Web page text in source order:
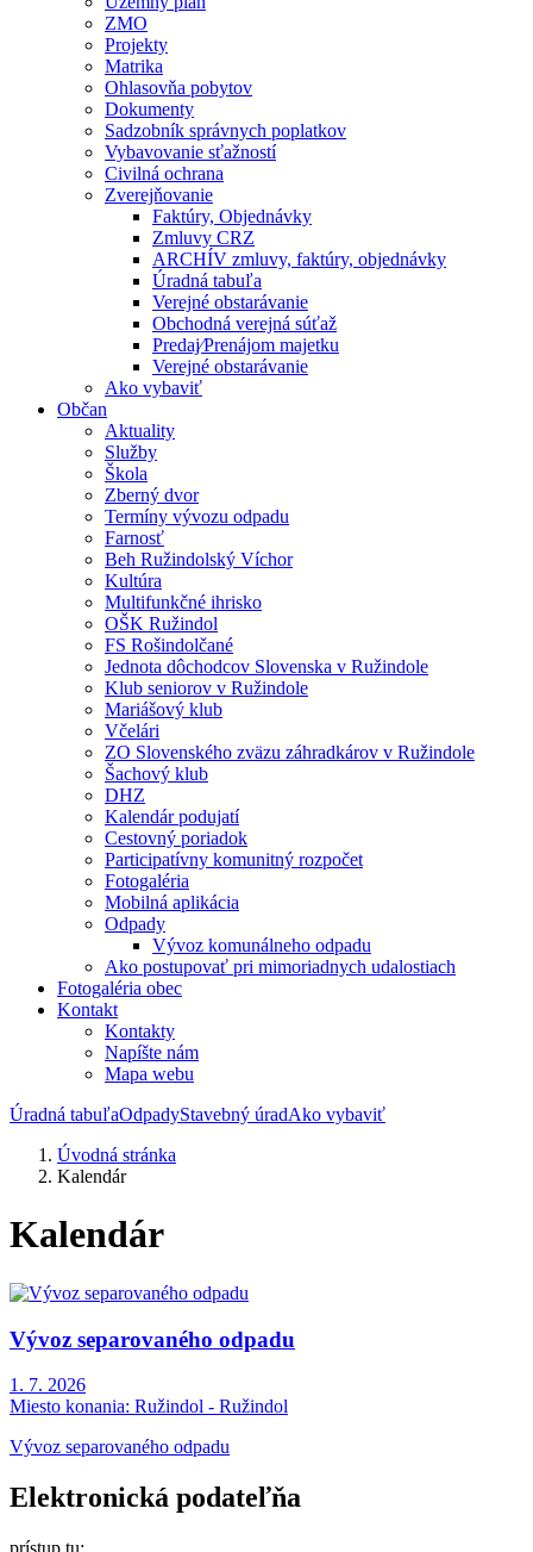
ZMO
Projekty
Matrika
Ohlasovňa pobytov
Dokumenty
Sadzobník správnych poplatkov
Vybavovanie sťažností
Civilná ochrana
Zverejňovanie
Faktúry, Objednávky
Zmluvy CRZ
ARCHÍV zmluvy, faktúry, objednávky
Úradná tabuľa
Verejné obstarávanie
Obchodná verejná súťaž
Predaj⁄Prenájom majetku
Verejné obstarávanie
Ako vybaviť
Občan
Aktuality
Služby
Škola
Zberný dvor
Termíny vývozu odpadu
Farnosť
Beh Ružindolský Víchor
Kultúra
Multifunkčné ihrisko
OŠK Ružindol
FS Rošindolčané
Jednota dôchodcov Slovenska v Ružindole
Klub seniorov v Ružindole
Mariášový klub
Včelári
ZO Slovenského zväzu záhradkárov v Ružindole
Šachový klub
DHZ
Kalendár podujatí
Cestovný poriadok
Participatívny komunitný rozpočet
Fotogaléria
Mobilná aplikácia
Odpady
Vývoz komunálneho odpadu
Ako postupovať pri mimoriadnych udalostiach
Fotogaléria obec
Kontakt
Kontakty
Napíšte nám
Mapa webu
Úradná tabuľaOdpadyStavebný úradAko vybaviť
Úvodná stránka
Kalendár
Kalendár
Vývoz separovaného odpadu
1. 7. 2026
Miesto konania: Ružindol - Ružindol
Vývoz separovaného odpadu
Elektronická podateľňa